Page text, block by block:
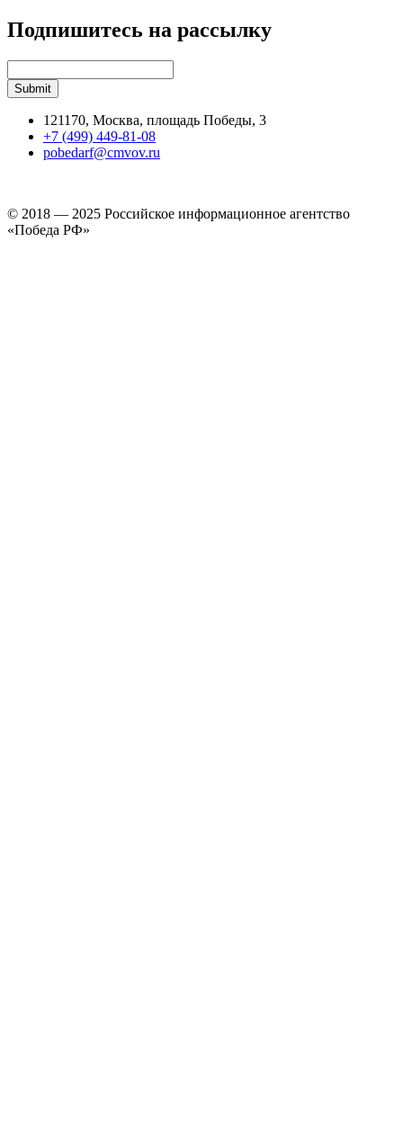
Подпишитесь на рассылку
121170, Москва, площадь Победы, 3
+7 (499) 449-81-08
pobedarf@cmvov.ru
© 2018 — 2025 Российское информационное агентство
«Победа РФ»